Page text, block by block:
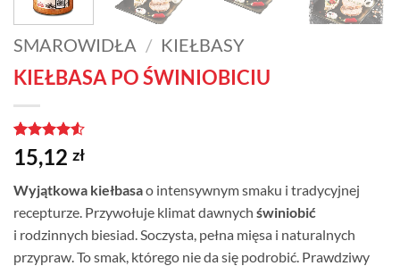
SMAROWIDŁA / KIEŁBASY
KIEŁBASA PO ŚWINIOBICIU
Oceniony
4.5na 5
podstawie
2
klientów
15,12 zł
Wyjątkowa kiełbasao intensywnym smaku i tradycyjnej
recepturze. Przywołuje klimat dawnych świniobić
i rodzinnych biesiad. Soczysta, pełna mięsa i naturalnych
przypraw. To smak, którego nie da się podrobić. Prawdziwy